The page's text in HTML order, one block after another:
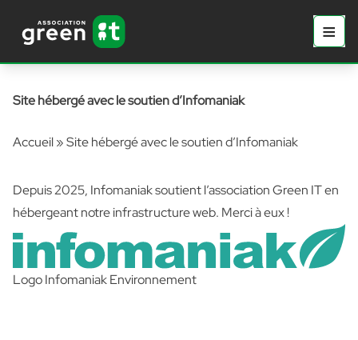
≡
Site hébergé avec le soutien d’Infomaniak
Accueil»Site hébergé avec le soutien d’Infomaniak
Depuis 2025, Infomaniaksoutient l’association Green IT en
hébergeant notre infrastructure web. Merci à eux !
Logo Infomaniak Environnement